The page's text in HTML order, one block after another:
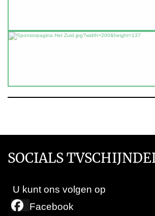
SOCIALS
U kunt ons volgen op
Facebook